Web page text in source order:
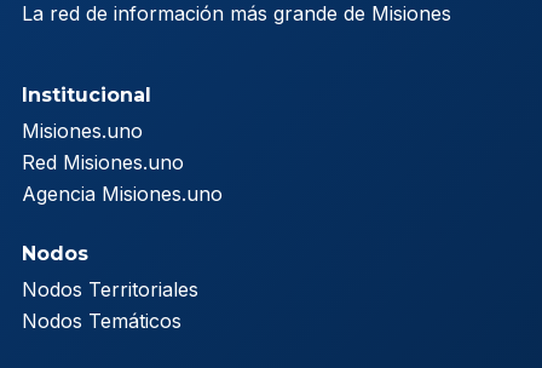
La red de información más grande de Misiones
Institucional
Misiones.uno
Red Misiones.uno
Agencia Misiones.uno
Nodos
Nodos Territoriales
Nodos Temáticos